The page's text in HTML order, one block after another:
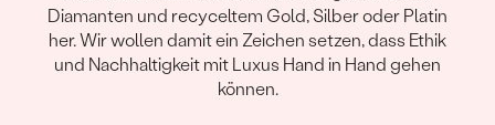
Diamanten und recyceltem Gold, Silber oder Platin
her. Wir wollen damit ein Zeichen setzen, dass Ethik
und Nachhaltigkeit mit Luxus Hand in Hand gehen
können.